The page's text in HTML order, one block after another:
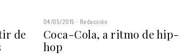
de
04/05/2015 Redacción
Coca-Cola, a ritmo de hip-
hop